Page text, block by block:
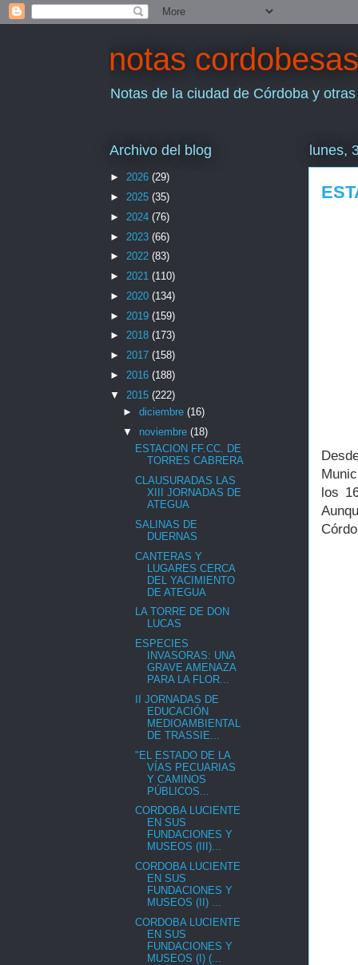
notas cordobesas
Notas de la ciudad de Córdoba y
lunes,
los
Archivo del blog
► 2026 (29)
► 2025 (35)
► 2024 (76)
► 2023 (66)
► 2022 (83)
► 2021 (110)
► 2020 (134)
► 2019 (159)
► 2018 (173)
► 2017 (158)
► 2016 (188)
▼ 2015 (222)
► diciembre (16)
▼ noviembre (18)
ESTACION FF.CC. DE
TORRES CABRERA
CLAUSURADAS LAS
XIII JORNADAS DE
ATEGUA
SALINAS DE
DUERNAS
CANTERAS Y
LUGARES CERCA
DEL YACIMIENTO
DE ATEGUA
LA TORRE DE DON
LUCAS
ESPECIES
INVASORAS: UNA
GRAVE AMENAZA
PARA LA FLOR...
II JORNADAS DE
EDUCACIÓN
MEDIOAMBIENTAL
DE TRASSIE...
"EL ESTADO DE LA
VÍAS PECUARIAS
Y CAMINOS
PÚBLICOS...
CORDOBA LUCIENTE
EN SUS
FUNDACIONES Y
MUSEOS (III)...
CORDOBA LUCIENTE
EN SUS
FUNDACIONES Y
MUSEOS (II) ...
CORDOBA LUCIENTE
EN SUS
FUNDACIONES Y
MUSEOS (I) (...